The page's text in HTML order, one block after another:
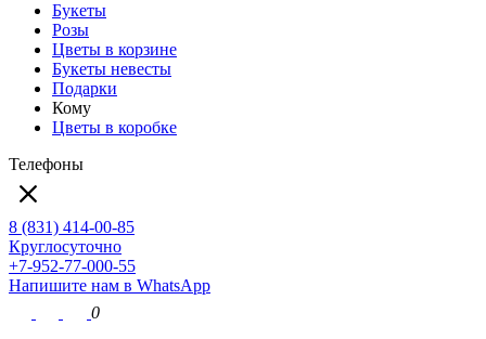
Букеты
Розы
Цветы в корзине
Букеты невесты
Подарки
Кому
Цветы в коробке
Телефоны
8 (831) 414-00-85
Круглосуточно
+7-952-77-000-55
Напишите нам в WhatsApp
0